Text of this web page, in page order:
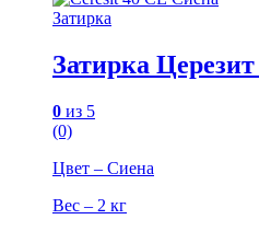
Затирка
Затирка
0 из 5
(0)
Цвет – Сиена
Вес – 2 кг